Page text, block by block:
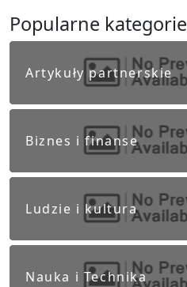
Popularne kategorie
Artykuły partnerskie
Biznes i finanse
Ludzie i kultura
Nauka i Technika